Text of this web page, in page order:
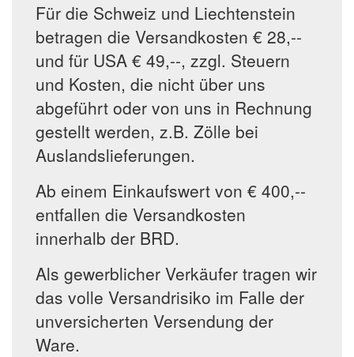
Für die Schweiz und Liechtenstein
betragen die Versandkosten € 28,--
und für USA € 49,--, zzgl. Steuern
und Kosten, die nicht über uns
abgeführt oder von uns in Rechnung
gestellt werden, z.B. Zölle bei
Auslandslieferungen.
Ab einem Einkaufswert von € 400,--
entfallen die Versandkosten
innerhalb der BRD.
Als gewerblicher Verkäufer tragen wir
das volle Versandrisiko im Falle der
unversicherten Versendung der
Ware.